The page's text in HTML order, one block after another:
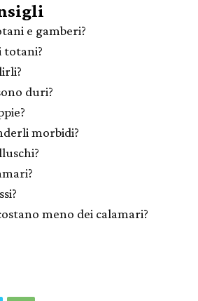
e gamberi?
totani?
duri?
morbidi?
meno dei calamari?